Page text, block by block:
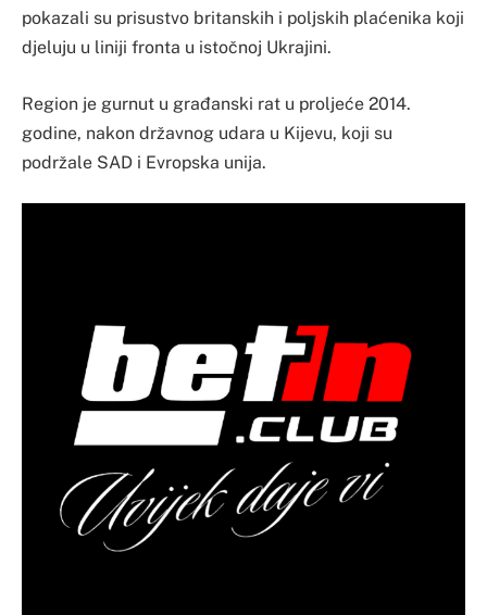
pokazali su prisustvo britanskih i poljskih plaćenika koji
djeluju u liniji fronta u istočnoj Ukrajini.
Region je gurnut u građanski rat u proljeće 2014.
godine, nakon državnog udara u Kijevu, koji su
podržale SAD i Evropska unija.